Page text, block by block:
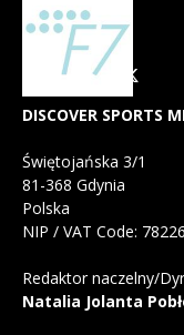
DISCOVER SPORTS
Świętojańska 3/1
81-368 Gdynia
Polska
NIP / VAT Code:
Redaktor naczelny/
Natalia Jolanta